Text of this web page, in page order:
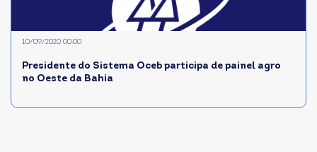
Presidente do Sistema Oceb participa de painel agro
no Oeste da Bahia
10/09/2020 00:00